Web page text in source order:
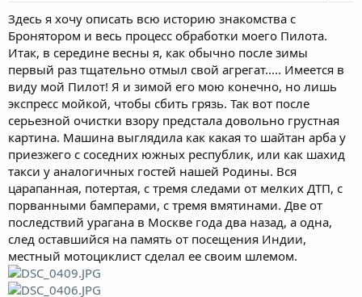
Здесь я хочу описать всю историю знакомства с
Бронятором и весь процесс обработки моего Пилота.
Итак, в середине весны я, как обычно после зимы
первый раз тщательно отмыл свой агрегат..... Имеется в
виду мой Пилот! Я и зимой его мою конечно, но лишь
экспресс мойкой, чтобы сбить грязь. Так вот после
серьезной очистки взору предстала довольно грустная
картина. Машина выглядила как какая то шайтан арба у
приезжего с соседних южных республик, или как шахид
такси у аналогичных гостей нашей Родины. Вся
царапанная, потертая, с тремя следами от мелких ДТП, с
порванными бамперами, с тремя вмятинами. Две от
последствий урагана в Москве года два назад, а одна,
след оставшийся на память от посещения Индии,
местный мотоциклист сделал ее своим шлемом.